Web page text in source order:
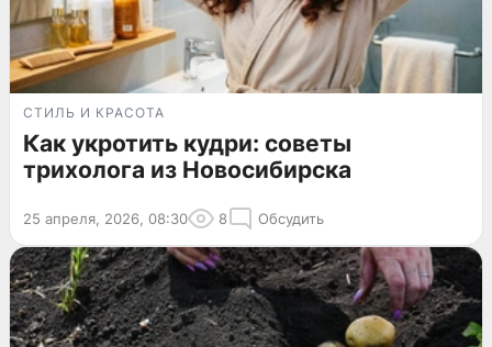
СТИЛЬ И КРАСОТА
Как укротить кудри: советы
трихолога из Новосибирска
25 апреля, 2026, 08:30 8 Обсудить